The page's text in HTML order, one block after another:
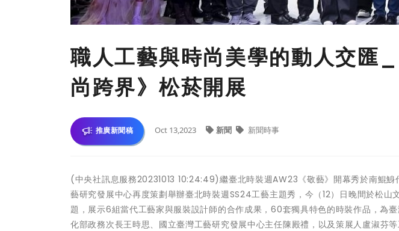
職人工藝與時尚美學的動人交匯
尚跨界》松菸開展
推廣新聞稿 Oct 13,2023 新聞 新聞時事
(中央社訊息服務20231013 10:24:49)繼臺北時裝週AW23《敬藝》開幕秀於南鯤
藝研究發展中心再度策劃舉辦臺北時裝週SS24工藝主題秀，今（12）日晚間於松山
題，展示6組當代工藝家與服裝設計師的合作成果，60套獨具特色的時裝作品，為
化部政務次長王時思、國立臺灣工藝研究發展中心主任陳殿禮，以及策展人盧淑芬等